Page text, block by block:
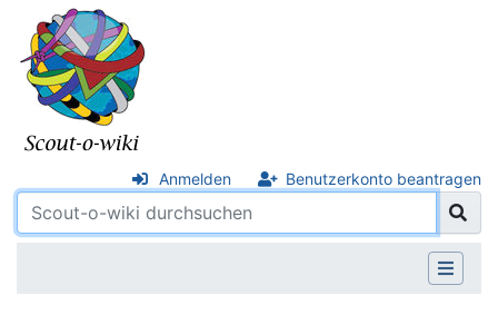
Anmelden Benutzerkonto beantragen